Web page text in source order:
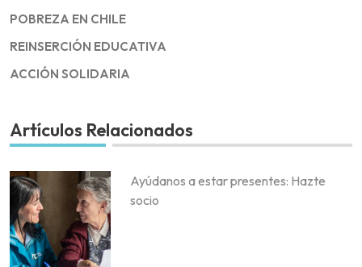
POBREZA EN CHILE
REINSERCIÓN EDUCATIVA
ACCIÓN SOLIDARIA
Artículos Relacionados
Ayúdanos a estar presentes: Hazte
socio